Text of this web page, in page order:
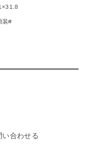
装#
い合わせる